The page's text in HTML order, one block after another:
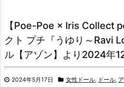
【Poe-Poe × Iris Collect
クト プチ『うゆり～Ravi
ル【アゾン】より2024年
2024年5月17日 女性ドール, ドール,